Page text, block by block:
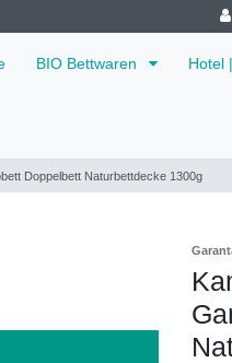
BIO Bettwaren Hotel
Doppelbett Naturbettdecke 1300g